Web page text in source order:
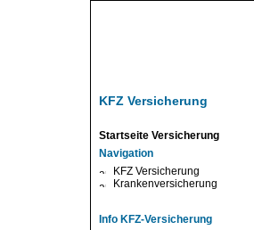
KFZ Versicherung
Startseite Versicherung
Navigation
KFZ Versicherung
Krankenversicherung
Info KFZ-Versicherung